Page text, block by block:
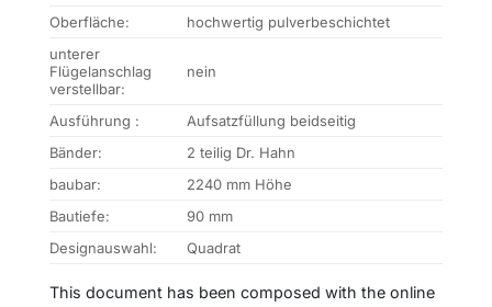
Oberfläche:
hochwertig pulverbeschichtet
unterer
Flügelanschlag
verstellbar:
nein
Ausführung :
Aufsatzfüllung beidseitig
Bänder:
2 teilig Dr. Hahn
baubar:
2240 mm Höhe
Bautiefe:
90 mm
Designauswahl:
Quadrat
This document has been composed with the online